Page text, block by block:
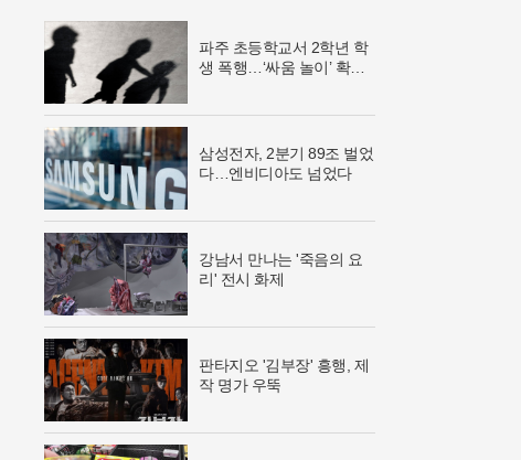
파주 초등학교서 2학년 학
생 폭행…‘싸움 놀이’ 확산
삼성전자, 2분기 89조 벌었
다…엔비디아도 넘었다
강남서 만나는 '죽음의 요
리' 전시 화제
판타지오 '김부장' 흥행, 제
작 명가 우뚝